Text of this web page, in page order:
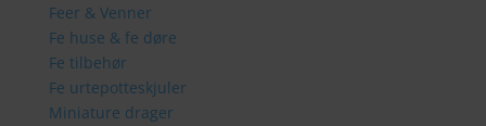
Feer & Venner
Fe huse & fe døre
Fe tilbehør
Fe urtepotteskjuler
Miniature drager